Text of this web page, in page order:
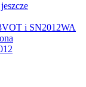
i SN2012WA